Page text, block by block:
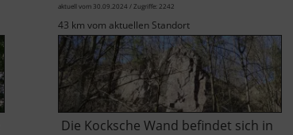
aktuell vom 30.09.2024 / Zugriffe: 2242
43 km vom aktuellen Standort
Die Kocksche Wand befindet sich in